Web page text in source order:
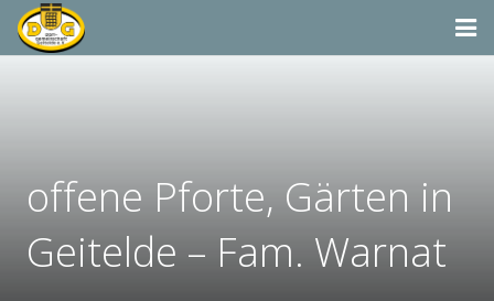
Aktivitäten
Dorfgemeinschaft & Co.
offene Pforte, Gärten in
Geitelde – Fam. Warnat